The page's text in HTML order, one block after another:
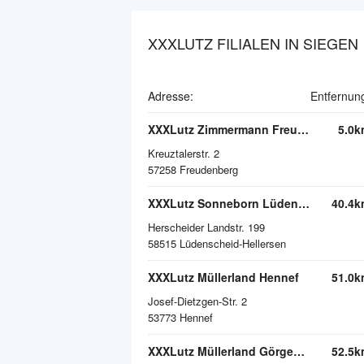
XXXLUTZ FILIALEN IN SIEGEN
Adresse:
XXXLutz Zimmermann Freudenberg
Kreuztalerstr. 2
57258 Freudenberg
XXXLutz Sonneborn Lüdenscheid
Herscheider Landstr. 199
58515 Lüdenscheid-Hellersen
XXXLutz Müllerland Hennef
Josef-Dietzgen-Str. 2
53773 Hennef
XXXLutz Müllerland Görgeshausen